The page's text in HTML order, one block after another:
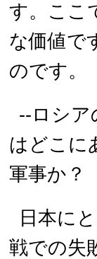
す。ここ
な価値で
のです。
--ロシア
はどこに
軍事か？
日本に
戦での失